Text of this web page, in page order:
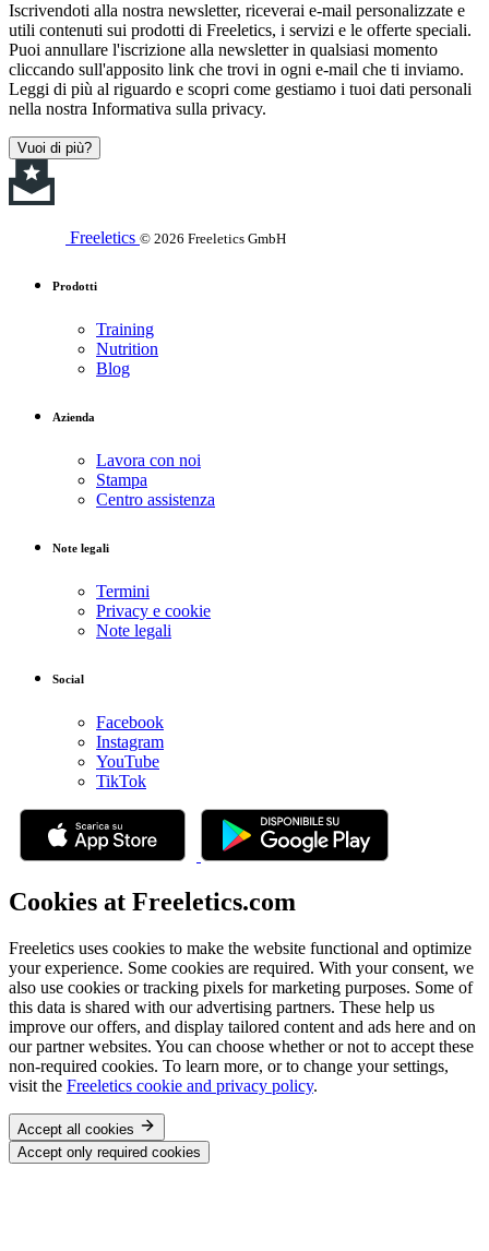
Iscrivendoti alla nostra newsletter, riceverai e-mail personalizzate e
utili contenuti sui prodotti di Freeletics, i servizi e le offerte speciali.
Puoi annullare l'iscrizione alla newsletter in qualsiasi momento
cliccando sull'apposito link che trovi in ogni e-mail che ti inviamo.
Leggi di più al riguardo e scopri come gestiamo i tuoi dati personali
nella nostra Informativa sulla privacy.
Vuoi di più?
Freeletics © 2026 Freeletics GmbH
Prodotti
Training
Nutrition
Blog
Azienda
Lavora con noi
Stampa
Centro assistenza
Note legali
Termini
Privacy e cookie
Note legali
Social
Facebook
Instagram
YouTube
TikTok
Cookies at Freeletics.com
Freeletics uses cookies to make the website functional and optimize
your experience. Some cookies are required. With your consent, we
also use cookies or tracking pixels for marketing purposes. Some of
this data is shared with our advertising partners. These help us
improve our offers, and display tailored content and ads here and on
our partner websites. You can choose whether or not to accept these
non-required cookies. To learn more, or to change your settings,
visit the Freeletics cookie and privacy policy.
Accept all cookies
Accept only required cookies